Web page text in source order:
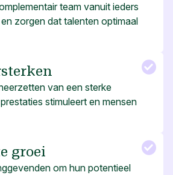
team vanuit ieders
zorgen dat talenten optimaal
van een sterke
stimuleert en mensen
groei
om hun potentieel